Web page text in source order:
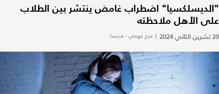
"الديسلكسيا" اضطراب غامض ينتشر بين الطلاب
على الأهل ملاحظته
20 تشرين الثاني 2024 | فرح جهمي - فرنسا